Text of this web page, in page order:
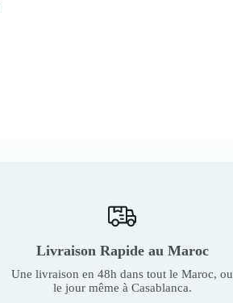
Livraison Rapide au Maroc
Une livraison en 48h dans tout le Maroc, ou
le jour même à Casablanca.